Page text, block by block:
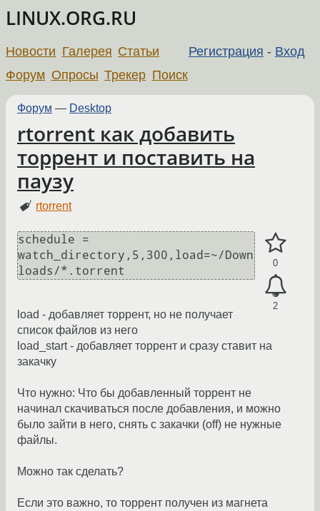
LINUX.ORG.RU
Регистрация - Вход
Новости Галерея Статьи
Форум Опросы Трекер Поиск
Форум — Desktop
rtorrent как добавить
торрент и поставить на
паузу
rtorrent
0
2
schedule =
watch_directory,5,300,load=~/Down
loads/*.torrent
load - добавляет торрент, но не получает
список файлов из него
load_start - добавляет торрент и сразу ставит на
закачку
Что нужно: Что бы добавленный торрент не
начинал скачиваться после добавления, и можно
было зайти в него, снять с закачки (off) не нужные
файлы.
Можно так сделать?
Если это важно, то торрент получен из магнета